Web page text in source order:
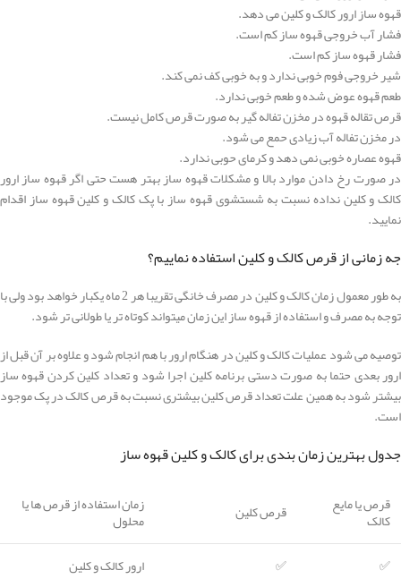
قهوه ساز ارور کالک و کلین می دهد.
فشار آب خروجی قهوه ساز کم است.
فشار قهوه ساز کم است.
شیر خروجی فوم خوبی ندارد و به خوبی کف نمی کند.
طعم قهوه عوض شده و طعم خوبی ندارد.
قرص تقاله قهوه در مخزن تفاله گیر به صورت قرص کامل نیست.
در مخزن تفاله آب زیادی حمع می شود.
قهوه عصاره خوبی نمی دهد و کرمای حوبی ندارد.
در صورت رخ دادن موارد بالا و مشکلات قهوه ساز بهتر هست حتی اگر قهوه ساز ارور
کالک و کلین نداده نسبت به شستشوی قهوه ساز با پک کالک و کلین قهوه ساز اقدام
نمایید.
جه زمانی از قرص کالک و کلین استفاده نماییم؟
به طور معمول زمان کالک و کلین در مصرف خانگی تقریبا هر 2 ماه یکبار خواهد بود ولی با
توجه به مصرف و استفاده از قهوه ساز این زمان میتواند کوتاه تر یا طولانی تر شود.
توصیه می شود عملیات کالک و کلین در هنگام ارور با هم انجام شود و علاوه بر آن قبل از
ارور بعدی حتما به صورت دستی برنامه کلین اجرا شود و تعداد کلین کردن قهوه ساز
بیشتر شود به همین علت تعداد قرص کلین بیشتری نسبت به قرص کالک در پک موجود
است.
جدول بهترین زمان بندی برای کالک و کلین قهوه ساز
قرص یا مایع
کالک قرص کلین زمان استفاده از قرص ها یا
محلول
✅
✅
ارور کالک و کلین